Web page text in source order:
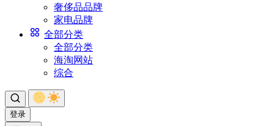
奢侈品品牌
家电品牌
全部分类
全部分类
海淘网站
综合
登录